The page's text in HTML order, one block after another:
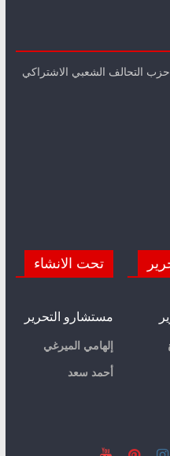
التحالف الشعبي الاشتراكي
تحت الانشاء
مستشارو التحرير
إلهامي الميرغي
أحمد سعد